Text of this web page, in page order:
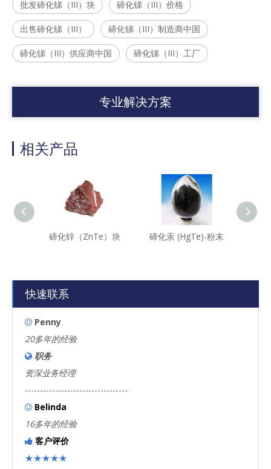
批发碲化锑（III）块 碲化锑（III）价格
出售碲化锑（III） 碲化锑（III）制造商中国
碲化锑（III）供应商中国 碲化锑（III）工厂
专业解决方案
相关产品
碲化锌（ZnTe）块 碲化汞 (HgTe)-粉末
快速联系
 Penny
20多年的经验
 职务
资深业务经理
----------------------------------
 Belinda
16多年的经验
 客户评价
★★★★★